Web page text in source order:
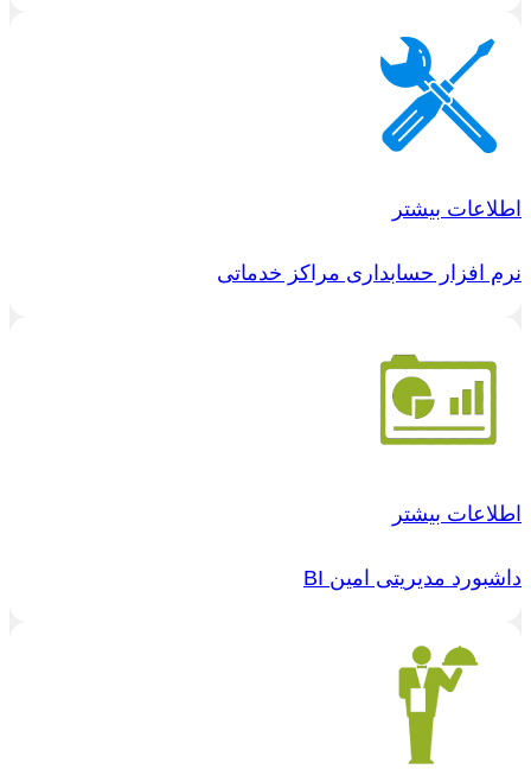
اطلاعات بیشتر
نرم افزار حسابداری مراکز خدماتی
اطلاعات بیشتر
داشبورد مدیریتی امین BI